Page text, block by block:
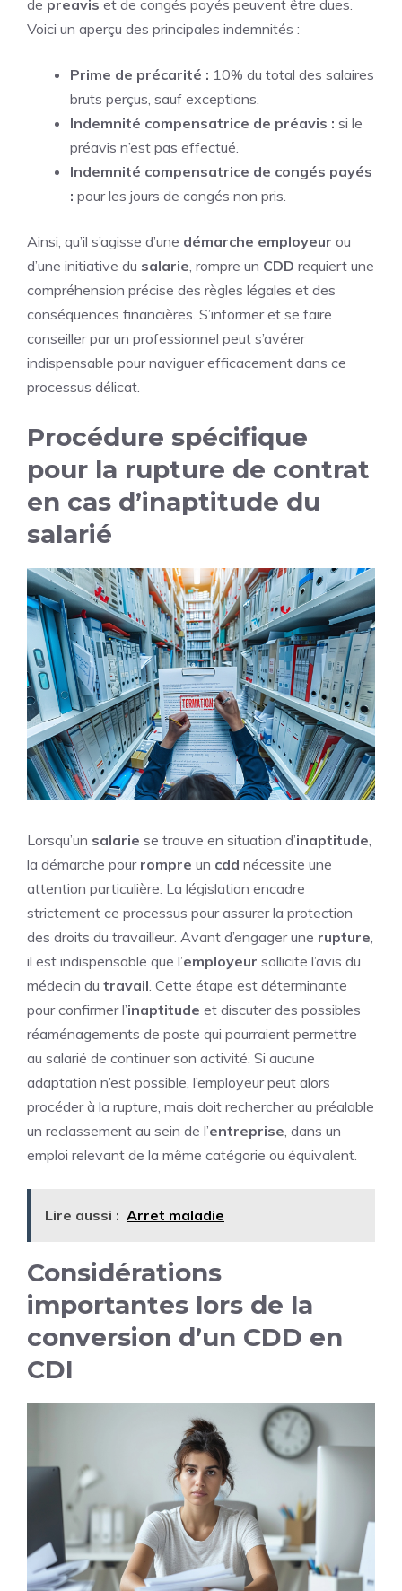
de preavis et de congés payés peuvent être dues.
Voici un aperçu des principales indemnités :
Prime de précarité : 10% du total des salaires
bruts perçus, sauf exceptions.
Indemnité compensatrice de préavis : si le
préavis n’est pas effectué.
Indemnité compensatrice de congés payés
: pour les jours de congés non pris.
Ainsi, qu’il s’agisse d’une démarche employeur ou
d’une initiative du salarie , rompre un CDD requiert une
compréhension précise des règles légales et des
conséquences financières. S’informer et se faire
conseiller par un professionnel peut s’avérer
indispensable pour naviguer efficacement dans ce
processus délicat.
Procédure spécifique
pour la rupture de contrat
en cas d’inaptitude du
salarié
Lorsqu’un salarie se trouve en situation d’inaptitude,
la démarche pour rompre un cdd nécessite une
attention particulière. La législation encadre
strictement ce processus pour assurer la protection
des droits du travailleur. Avant d’engager une rupture,
il est indispensable que l’employeur sollicite l’avis du
médecin du travail. Cette étape est déterminante
pour confirmer l’inaptitude et discuter des possibles
réaménagements de poste qui pourraient permettre
au salarié de continuer son activité. Si aucune
adaptation n’est possible, l’employeur peut alors
procéder à la rupture, mais doit rechercher au préalable
un reclassement au sein de l’entreprise, dans un
emploi relevant de la même catégorie ou équivalent.
Lire aussi : Arret maladie
Considérations
importantes lors de la
conversion d’un CDD en
CDI